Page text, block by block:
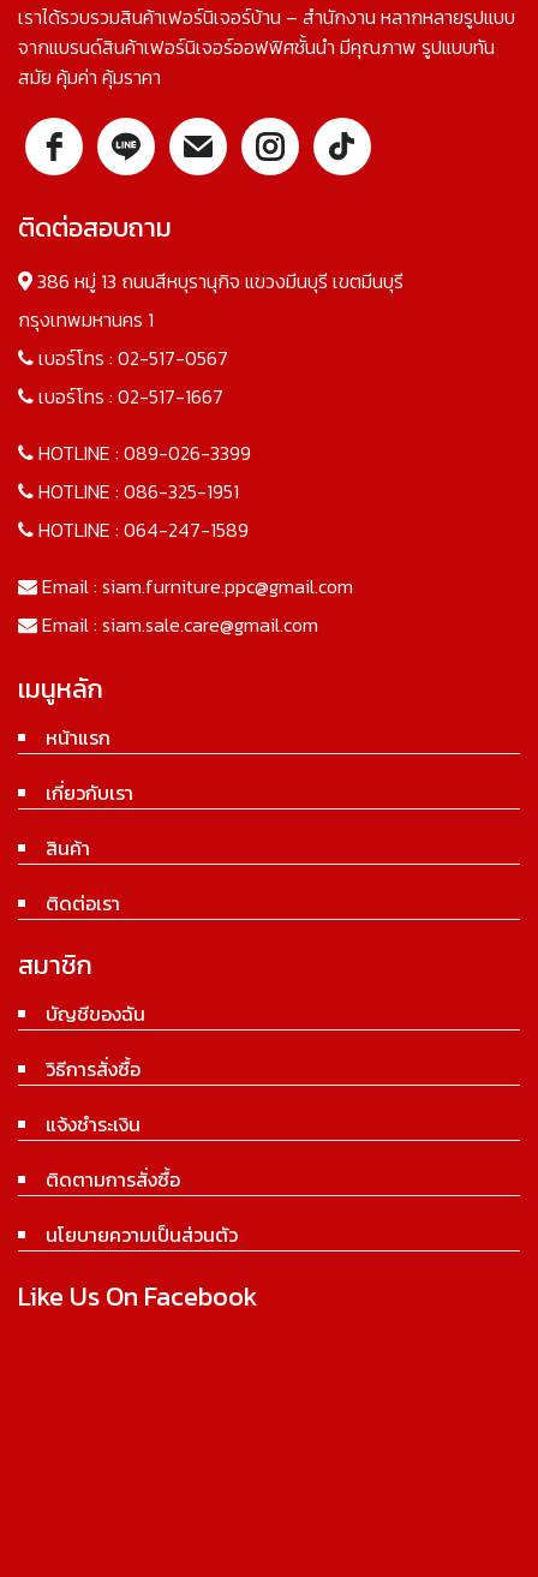
เราได้รวบรวมสินค้าเฟอร์นิเจอร์บ้าน – สำนักงาน หลากหลายรูปแบบ
จากแบรนด์สินค้าเฟอร์นิเจอร์ออฟฟิศชั้นนำ มีคุณภาพ รูปแบบทัน
สมัย คุ้มค่า คุ้มราคา
ติดต่อสอบถาม
386 หมู่ 13 ถนนสีหบุรานุกิจ แขวงมีนบุรี เขตมีนบุรี
กรุงเทพมหานคร 1
เบอร์โทร : 02-517-0567
เบอร์โทร : 02-517-1667
HOTLINE : 089-026-3399
HOTLINE : 086-325-1951
HOTLINE : 064-247-1589
Email : siam.furniture.ppc@gmail.com
Email : siam.sale.care@gmail.com
เมนูหลัก
หน้าแรก
เกี่ยวกับเรา
สินค้า
ติดต่อเรา
สมาชิก
บัญชีของฉัน
วิธีการสั่งซื้อ
แจ้งชำระเงิน
ติดตามการสั่งซื้อ
นโยบายความเป็นส่วนตัว
Like Us On Facebook